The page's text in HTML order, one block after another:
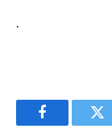
.
Facebook